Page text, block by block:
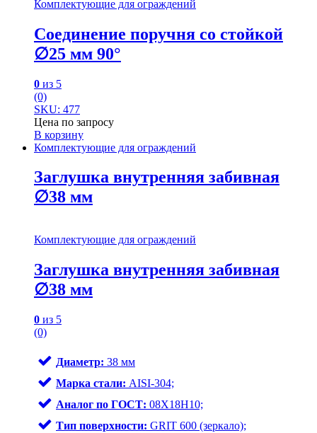
Комплектующие для ограждений
Соединение поручня со стойкой
∅25 мм 90°
0 из 5
(0)
SKU: 477
Цена по запросу
В корзину
Комплектующие для ограждений
Заглушка внутренняя забивная
∅38 мм
Комплектующие для ограждений
Заглушка внутренняя забивная
∅38 мм
0 из 5
(0)
Диаметр: 38 мм
Марка стали: AISI-304;
Аналог по ГОСТ: 08Х18Н10;
Тип поверхности: GRIT 600 (зеркало);